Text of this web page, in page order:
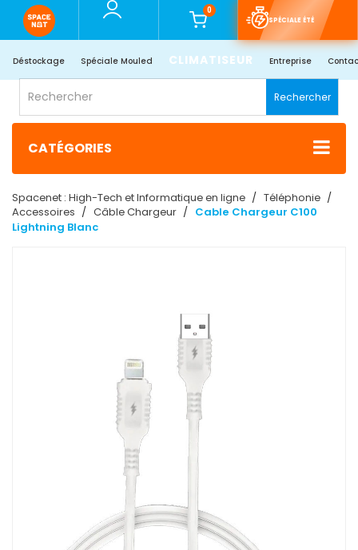
0
SPÉCIALE ÉTÉ
Déstockage Spéciale Mouled CLIMATISEUR Entreprise
Rechercher
CATÉGORIES
Spacenet : High-Tech et Informatique en ligne
Téléphonie
Accessoires
Câble Chargeur
Cable Chargeur C100
Lightning Blanc